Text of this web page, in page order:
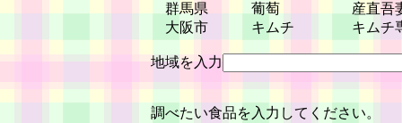
群馬県 葡萄 産直
大阪市 キムチ キムチ専
地域を入力
調べたい食品を入力してください。